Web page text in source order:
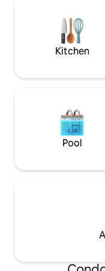
ansprechend
dekorativer Pool
Schwimmen) rundet
Ambiente ab. Mit
Wasserbecken lässt
tanken. Das Bad mit
Dusch-WC befindet
des Hauses. Die
Schlafräume im
Queensize-Bett
Loungemöbeln.
man hört den Wind in
entfernt die Brandung. Die Gäste
Zugang zu allen
sind wir erreichbar
Kitchen
Pool